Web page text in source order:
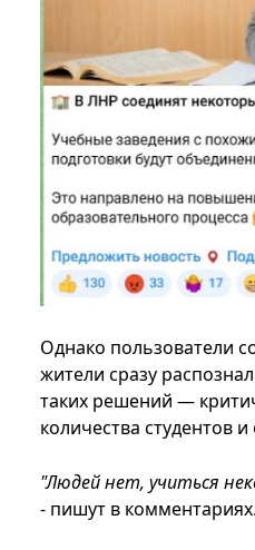
Однако пользователи
жители сразу
таких решений —
количества студентов
"Людей нет, учиться
- пишут в комментариях.